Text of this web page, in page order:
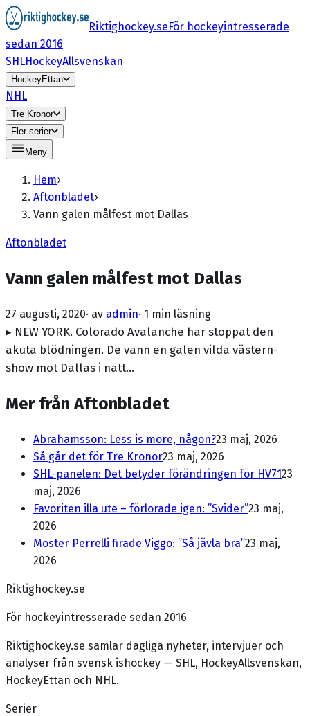
Riktighockey.seFör hockeyintresserade
sedan 2016
SHLHockeyAllsvenskan
HockeyEttan
NHL
Tre Kronor
Fler serier
Meny
Hem›
Aftonbladet›
Vann galen målfest mot Dallas
Aftonbladet
Vann galen målfest mot Dallas
27 augusti, 2020· av admin· 1 min läsning
▸ NEW YORK. Colorado Avalanche har stoppat den
akuta blödningen. De vann en galen vilda västern-
show mot Dallas i natt…
Mer från Aftonbladet
Abrahamsson: Less is more, någon?23 maj, 2026
Så går det för Tre Kronor23 maj, 2026
SHL-panelen: Det betyder förändringen för HV7123
maj, 2026
Favoriten illa ute – förlorade igen: ”Svider”23 maj,
2026
Moster Perrelli firade Viggo: ”Så jävla bra”23 maj,
2026
Riktighockey.se
För hockeyintresserade sedan 2016
Riktighockey.se samlar dagliga nyheter, intervjuer och
analyser från svensk ishockey — SHL, HockeyAllsvenskan,
HockeyEttan och NHL.
Serier